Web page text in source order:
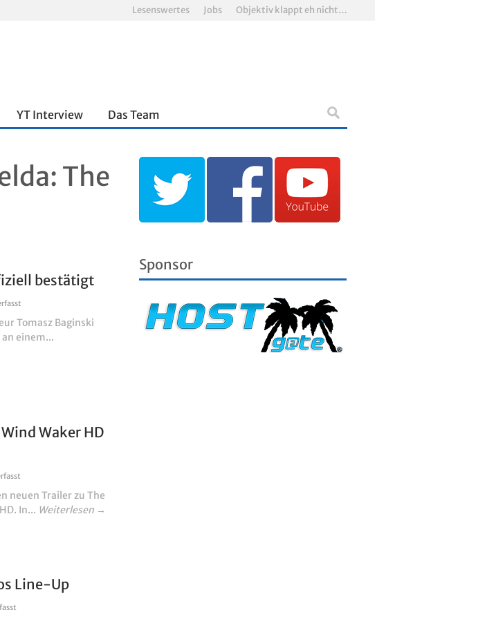
Lesenswertes Jobs Objektiv klappt eh nicht…
YT Interview Das Team
The
bestätigt
Tomasz Baginski
einem...
Waker HD
neuen Trailer zu The
In... Weiterlesen →
Line-Up
Sponsor